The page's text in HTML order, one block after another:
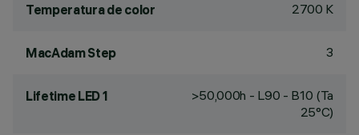
Temperatura de color 2700 K
MacAdam Step 3
Lifetime LED 1
>50,000h - L90 - B10 (Ta
25°C)